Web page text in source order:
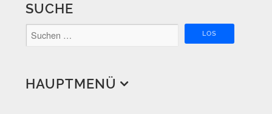
SUCHE
HAUPTMENÜ